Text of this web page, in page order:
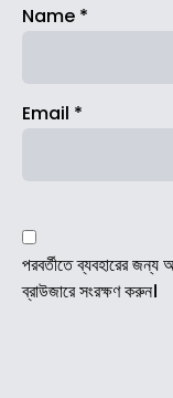
Name *
Email *
পরবর্তীতে ব্যবহারের জন্য
ব্রাউজারে সংরক্ষণ করুন।